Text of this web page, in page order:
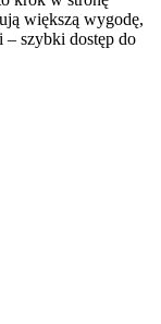
większą wygodę,
– szybki dostęp do